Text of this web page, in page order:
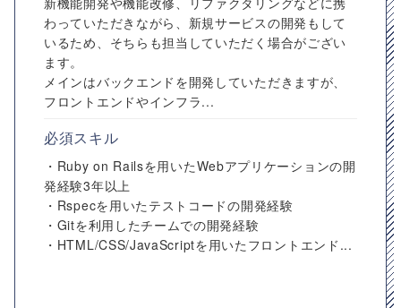
わっていただきながら、新規サービスの開発もして
いるため、そちらも担当していただく場合がござい
ます。
メインはバックエンドを開発していただきますが、
フロントエンドやインフラ...
必須スキル
・Ruby on Railsを用いたWebアプリケーションの開
発経験3年以上
・Rspecを用いたテストコードの開発経験
・Gitを利用したチームでの開発経験
・HTML/CSS/JavaScriptを用いたフロントエンド...